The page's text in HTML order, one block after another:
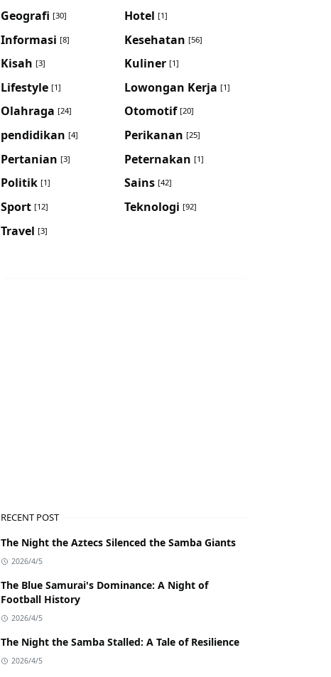
Geografi [30] Hotel [1]
Informasi [8] Kesehatan [56]
Kisah [3] Kuliner [1]
Lifestyle [1] Lowongan Kerja [1]
Olahraga [24] Otomotif [20]
pendidikan [4] Perikanan [25]
Pertanian [3] Peternakan [1]
Politik [1] Sains [42]
Sport [12] Teknologi [92]
Travel [3]
RECENT POST
The Night the Aztecs Silenced the Samba Giants
2026/4/5
The Blue Samurai's Dominance: A Night of
Football History
2026/4/5
The Night the Samba Stalled: A Tale of Resilience
2026/4/5